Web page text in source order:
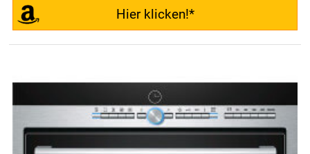
Hier klicken!*